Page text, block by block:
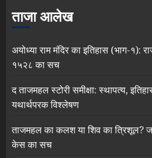
ताजा आलेख
अयोध्या राम मंदिर का इतिहास (भाग-१):
१५२८ का सच
द ताजमहल स्टोरी समीक्षा: स्थापत्य,
यथार्थपरक विश्लेषण
ताजमहल का कलश या शिव का त्रिशूल?
केस का सच